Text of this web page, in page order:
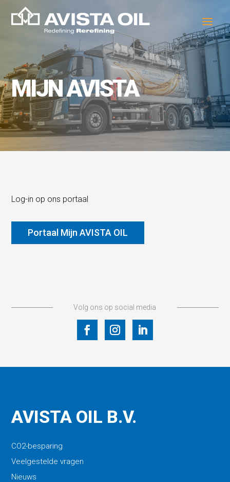
MIJN AVISTA
Log-in op ons portaal
Portaal Mijn AVISTA OIL
Volg ons op social media
AVISTA OIL B.V.
CO2-besparing
Veelgestelde vragen
Nieuws